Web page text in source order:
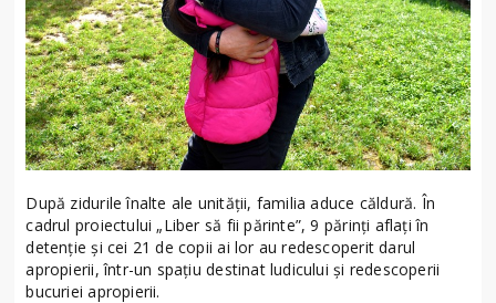
După zidurile înalte ale unității, familia aduce căldură. În
cadrul proiectului „Liber să fii părinte”, 9 părinți aflați în
detenție și cei 21 de copii ai lor au redescoperit darul
apropierii, într-un spațiu destinat ludicului și redescoperii
bucuriei apropierii.